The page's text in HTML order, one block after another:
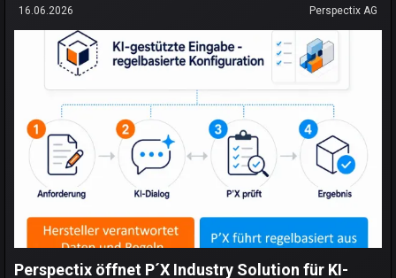
16.06.2026 Perspectix AG
Perspectix öffnet P´X Industry Solution für KI-